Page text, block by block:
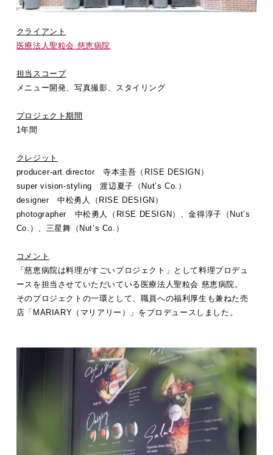
クライアント
医療法人聖粒会 慈恵病院
担当スコープ
メニュー開発、写真撮影、スタイリング
プロジェクト期間
1年間
クレジット
producer-art director 寺本圭吾（RISE DESIGN）
super vision-styling 渡辺夏子（Nut’s Co.）
designer 中松勇人（RISE DESIGN）
photographer 中松勇人（RISE DESIGN）、金得淳子（Nut’s
Co.）、三星舞（Nut’s Co.）
コメント
「慈恵病院は料理がすごいプロジェクト」として料理プロデュ
ースを担当させていただいている医療法人聖粒会 慈恵病院。
そのプロジェクトの一環として、職員への福利厚生も兼ねた売
店「MARIARY（マリアリー）」をプロデュースしました。